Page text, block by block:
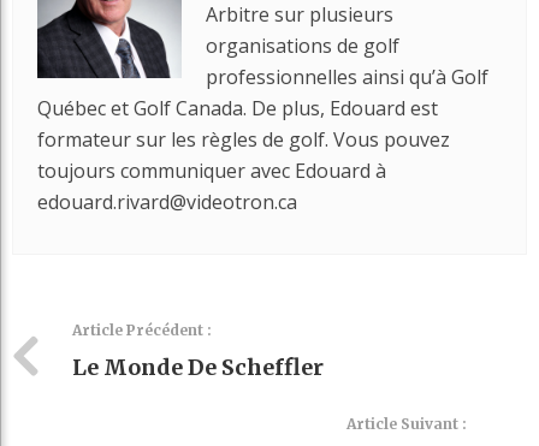
Arbitre sur plusieurs
organisations de golf
professionnelles ainsi qu’à Golf
Québec et Golf Canada. De plus, Edouard est
formateur sur les règles de golf. Vous pouvez
toujours communiquer avec Edouard à
edouard.rivard@videotron.ca
Article Précédent :
Le Monde De Scheffler
Article Suivant :